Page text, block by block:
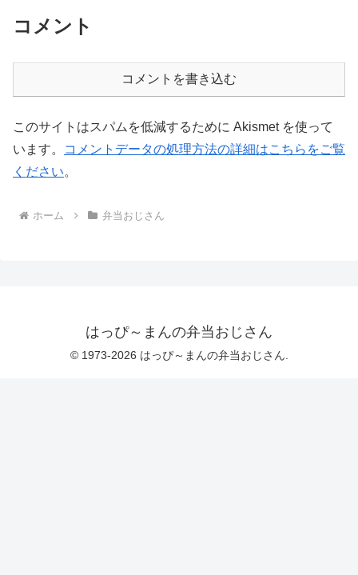
コメント
コメントを書き込む
このサイトはスパムを低減するために Akismet を使って
います。
コメントデータの処理方法の詳細はこちらをご覧
ください。
ホーム 弁当おじさん
はっぴ～まんの弁当おじさん
© 1973-2026 はっぴ～まんの弁当おじさん.